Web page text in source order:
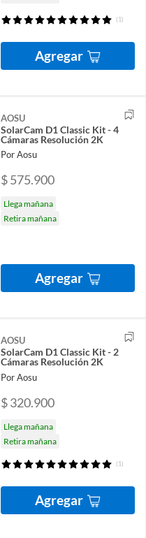
(1)
Agregar
AOSU
SolarCam D1 Classic Kit - 4
Cámaras Resolución 2K
Por Aosu
$ 575.900
Llega mañana
Retira mañana
Agregar
AOSU
SolarCam D1 Classic Kit - 2
Cámaras Resolución 2K
Por Aosu
$ 320.900
Llega mañana
Retira mañana
(1)
Agregar